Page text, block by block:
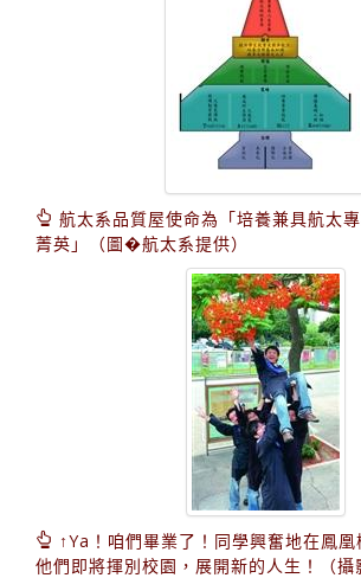
航太系品質屋使命為「培養兼具航太
菁英」（圖�航太系提供）
↑Ya！咱們畢業了！同學興奮地在鳳凰
他們即將揮別校園，展開新的人生！（攝